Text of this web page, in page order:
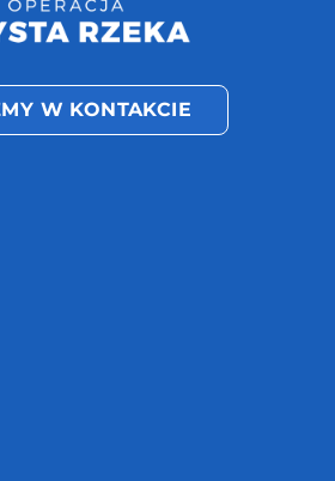
W KONTAKCIE